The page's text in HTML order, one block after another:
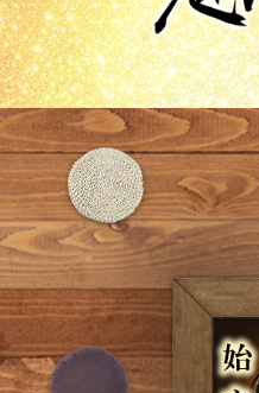
大学コラボプロジ
伝教大師最澄とは
伝教大師最澄とは